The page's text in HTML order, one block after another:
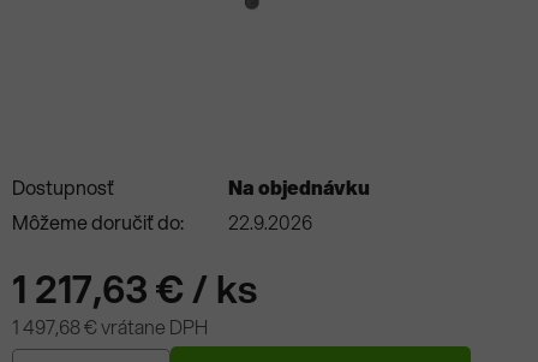
Dostupnosť
Na objednávku
Môžeme doručiť do:
22.9.2026
1 217,63 €/ ks
1 497,68 € vrátane DPH